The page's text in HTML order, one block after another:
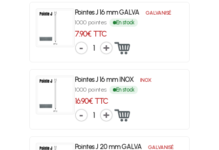
Pointes J 16 mm GALVA GALVANISÉ
1000 pointes En stock
7.90€ TTC
1
Pointes J 16 mm INOX INOX
1000 pointes En stock
16.90€ TTC
1
Pointes J 20 mm GALVA GALVANISÉ